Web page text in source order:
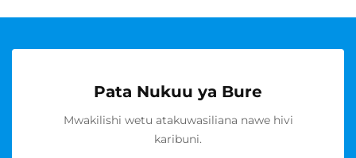
Pata Nukuu ya Bure
Mwakilishi wetu atakuwasiliana nawe hivi
karibuni.